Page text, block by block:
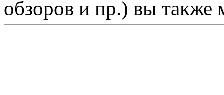
обзоров и пр.) вы также